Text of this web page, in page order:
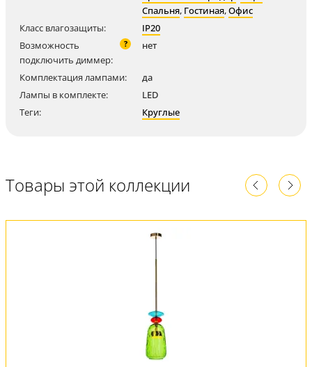
Спальня, Гостиная,Офис
Класс влагозащиты:
IP20
Возможность
подключить диммер:
? нет
Комплектация лампами:
да
Лампы в комплекте:
LED
Теги:
Круглые
Товары этой коллекции